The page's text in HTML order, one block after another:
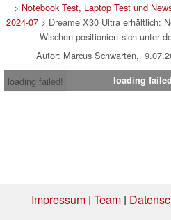
> Notebook Test, Laptop Test und
2024-07 > Dreame X30 Ultra erhältlich:
Wischen positioniert sich unter
Autor: Marcus Schwarten,
loading failed!
loading
Impressum| Team|